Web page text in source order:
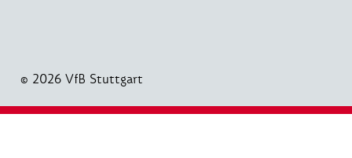
© 2026 VfB Stuttgart